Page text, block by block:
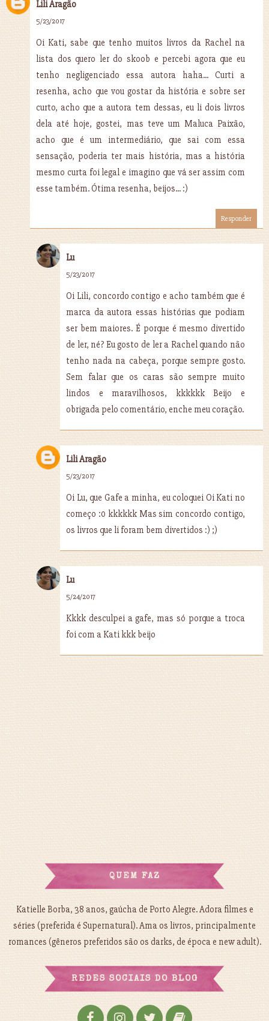
Lili Aragão
5/23/2017
Oi Kati, sabe que tenho muitos livros da Rachel na
lista dos quero ler do skoob e percebi agora que eu
tenho negligenciado essa autora haha... Curti a
resenha, acho que vou gostar da história e sobre ser
curto, acho que a autora tem dessas, eu li dois livros
dela até hoje, gostei, mas teve um Maluca Paixão,
acho que é um intermediário, que sai com essa
sensação, poderia ter mais história, mas a história
mesmo curta foi legal e imagino que vá ser assim com
esse também. Ótima resenha, beijos... :)
Responder
Lu
5/23/2017
Oi Lili, concordo contigo e acho também que é
marca da autora essas histórias que podiam
ser bem maiores. É porque é mesmo divertido
de ler, né? Eu gosto de ler a Rachel quando não
tenho nada na cabeça, porque sempre gosto.
Sem falar que os caras são sempre muito
lindos e maravilhosos, kkkkkk Beijo e
obrigada pelo comentário, enche meu coração.
Lili Aragão
5/23/2017
Oi Lu, que Gafe a minha, eu coloquei Oi Kati no
começo :0 kkkkkk Mas sim concordo contigo,
os livros que li foram bem divertidos :) ;)
Lu
5/24/2017
Kkkk desculpei a gafe, mas só porque a troca
foi com a Kati kkk beijo
QUEM FAZ
Katielle Borba, 38 anos, gaúcha de Porto Alegre. Adora filmes e
séries (preferida é Supernatural). Ama os livros, principalmente
romances (gêneros preferidos são os darks, de época e new adult).
REDES SOCIAIS DO BLOG